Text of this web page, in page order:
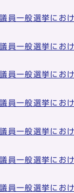
員一般選挙にお
員一般選挙にお
員一般選挙にお
員一般選挙にお
員一般選挙にお
員一般選挙にお
員一般選挙にお